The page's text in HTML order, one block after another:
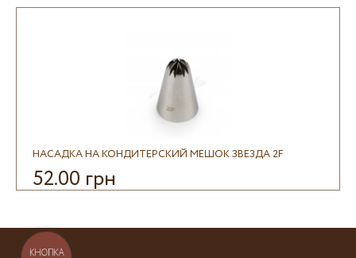
НАСАДКА НА КОНДИТЕРСКИЙ МЕШОК ЗВЕЗДА 2F
52.00 грн
КНОПКА